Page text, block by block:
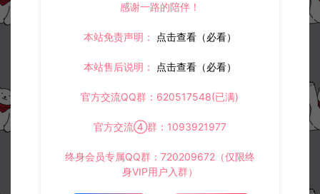
感谢一路的陪伴！
本站免责声明： 点击查看（必看）
本站售后说明： 点击查看（必看）
官方交流QQ群：620517548(已满)
官方交流④群：1093921977
终身会员专属QQ群：720209672（仅限终
身VIP用户入群）